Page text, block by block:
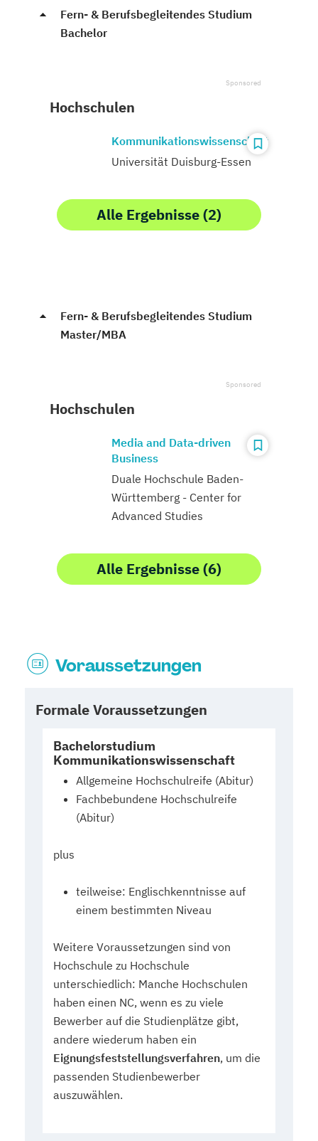
Fern- & Berufsbegleitendes Studium
Bachelor
Hochschulen
Kommunikationswissenschaft
Universität Duisburg-Essen
Alle Ergebnisse (2)
Fern- & Berufsbegleitendes Studium
Master/MBA
Hochschulen
Media and Data-driven
Business
Duale Hochschule Baden-
Württemberg - Center for
Advanced Studies
Alle Ergebnisse (6)
Voraussetzungen
Formale Voraussetzungen
Bachelorstudium
Kommunikationswissenschaft
Allgemeine Hochschulreife (Abitur)
Fachbebundene Hochschulreife
(Abitur)
plus
teilweise: Englischkenntnisse auf
einem bestimmten Niveau
Weitere Voraussetzungen sind von
Hochschule zu Hochschule
unterschiedlich: Manche Hochschulen
haben einen NC, wenn es zu viele
Bewerber auf die Studienplätze gibt,
andere wiederum haben ein
Eignungsfeststellungsverfahren, um die
passenden Studienbewerber
auszuwählen.